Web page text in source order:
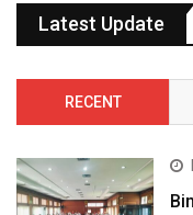
Latest Update
RECENT